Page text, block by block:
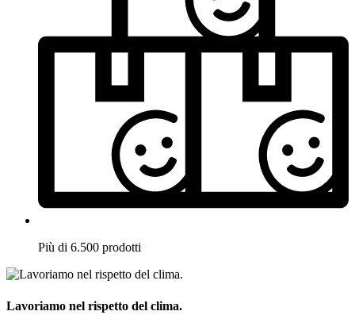
Più di 6.500 prodotti
Lavoriamo nel rispetto del clima.